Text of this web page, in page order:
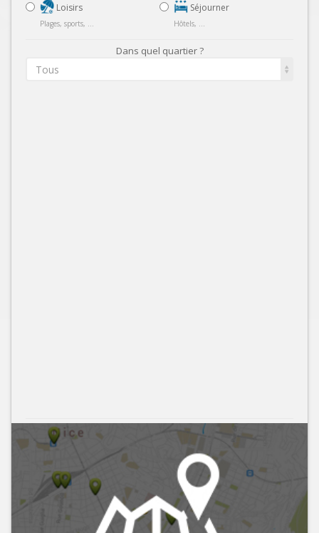
Loisirs
Plages, sports, ...
Séjourner
Hôtels, ...
Dans quel quartier ?
Tous